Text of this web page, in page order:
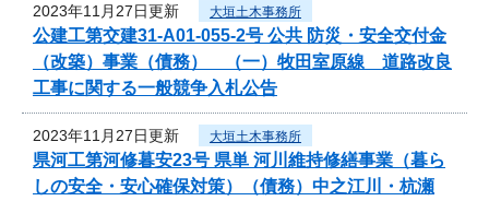
2023年11月27日更新 大垣土木事務所
公建工第交建31-A01-055-2号 公共 防災・安全交付金
（改築）事業（債務） （一）牧田室原線 道路改良
工事に関する一般競争入札公告
2023年11月27日更新 大垣土木事務所
県河工第河修暮安23号 県単 河川維持修繕事業（暮ら
しの安全・安心確保対策）（債務）中之江川・杭瀬